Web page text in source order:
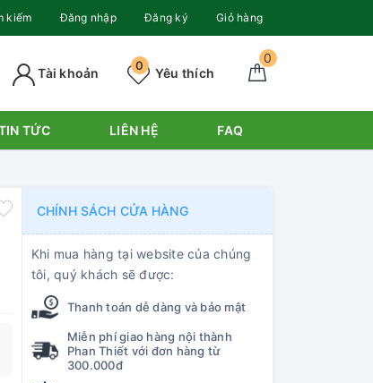
kiếm Đăng nhập Đăng ký Giỏ hàng
0
Yêu thích
0
Tài khoản
TỨC LIÊN HỆ FAQ
CHÍNH SÁCH CỬA HÀNG
Khi mua hàng tại website của chúng
tôi, quý khách sẽ được:
Thanh toán dễ dàng và bảo mật
Miễn phí giao hàng nội thành
Phan Thiết với đơn hàng từ
300.000đ